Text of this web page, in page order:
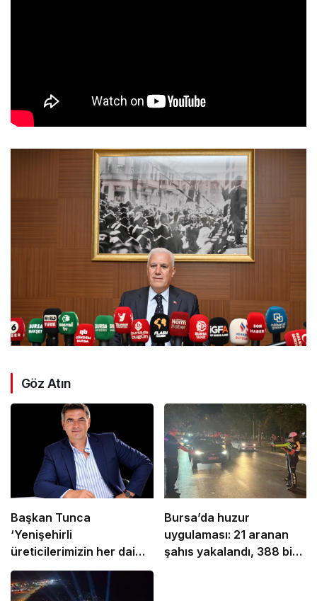
Göz Atın
Başkan Tunca
‘Yenişehirli
üreticilerimizin her daim
yanındayız’
Bursa’da huzur
uygulaması: 21 aranan
şahıs yakalandı, 388 bin